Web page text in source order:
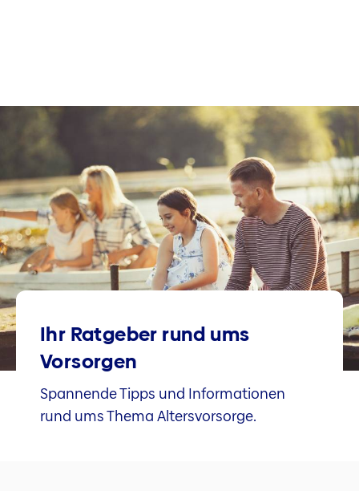
Ihr Ratgeber rund ums
Vorsorgen
Spannende Tipps und Informationen
rund ums Thema Altersvorsorge.